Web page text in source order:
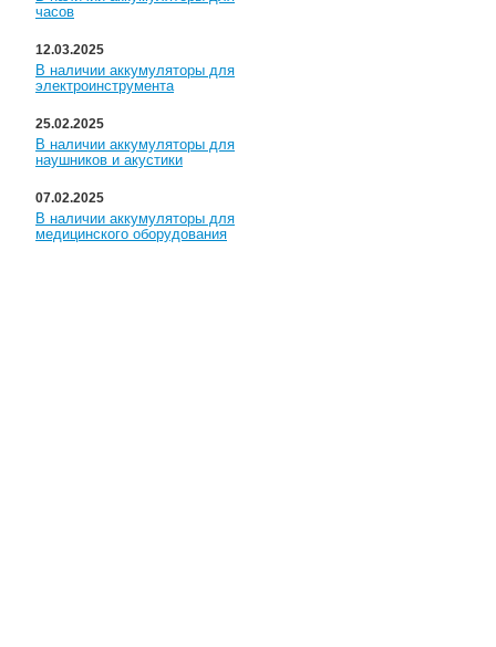
часов
12.03.2025
В наличии аккумуляторы для
электроинструмента
25.02.2025
В наличии аккумуляторы для
наушников и акустики
07.02.2025
В наличии аккумуляторы для
медицинского оборудования